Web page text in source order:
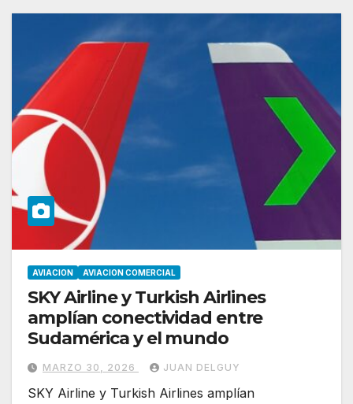
AVIACION AVIACION COMERCIAL
SKY Airline y Turkish Airlines
amplían conectividad entre
Sudamérica y el mundo
MARZO 30, 2026 JUAN DELGUY
SKY Airline y Turkish Airlines amplían